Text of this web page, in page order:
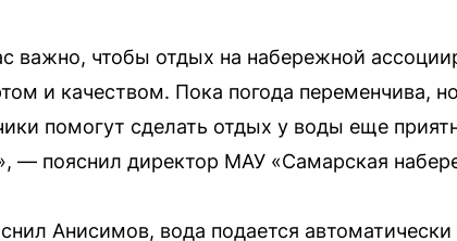
важно, чтобы отдых на набережной
и качеством. Пока погода переменчива,
помогут сделать отдых у воды еще
— пояснил директор МАУ «Самарская
Анисимов, вода подается